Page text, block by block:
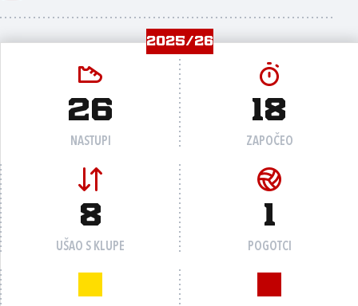
2025/26
26
NASTUPI
18
ZAPOČEO
8
UŠAO S KLUPE
1
POGOTCI